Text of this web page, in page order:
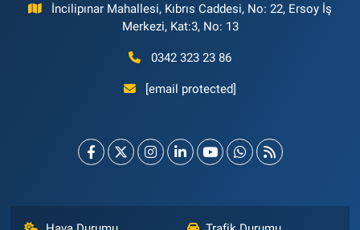
İncilipınar Mahallesi, Kıbrıs Caddesi, No: 22, Ersoy İş
Merkezi, Kat:3, No: 13
0342 323 23 86
[email protected]